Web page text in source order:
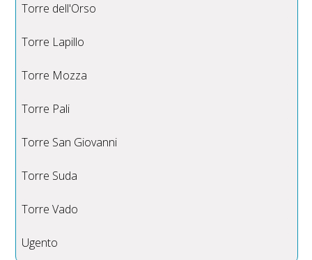
Torre dell'Orso
Torre Lapillo
Torre Mozza
Torre Pali
Torre San Giovanni
Torre Suda
Torre Vado
Ugento